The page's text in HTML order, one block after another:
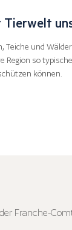
Teiche und
Region so
können.
Franche-